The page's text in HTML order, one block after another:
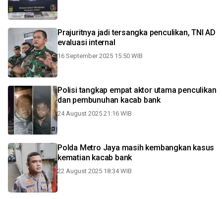
Prajuritnya jadi tersangka penculikan, TNI AD
evaluasi internal
16 September 2025 15:50 WIB
Polisi tangkap empat aktor utama penculikan
dan pembunuhan kacab bank
24 August 2025 21:16 WIB
Polda Metro Jaya masih kembangkan kasus
kematian kacab bank
22 August 2025 18:34 WIB